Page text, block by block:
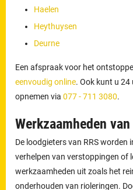
Haelen
Heythuysen
Deurne
Een afspraak voor het
eenvoudig online. Ook kunt u
opnemen via077 - 711 3080.
Werkzaamheden
De loodgieters van RRS worden
verhelpen van verstoppingen of
werkzaamheden uit zoals het
onderhouden van rioleringen.